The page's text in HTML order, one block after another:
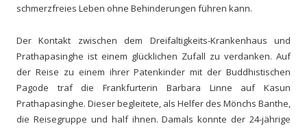
schmerzfreies Leben ohne Behinderungen führen kann.
Der Kontakt zwischen dem Dreifaltigkeits-Krankenhaus und
Prathapasinghe ist einem glücklichen Zufall zu verdanken. Auf
der Reise zu einem ihrer Patenkinder mit der Buddhistischen
Pagode traf die Frankfurterin Barbara Linne auf Kasun
Prathapasinghe. Dieser begleitete, als Helfer des Mönchs Banthe,
die Reisegruppe und half ihnen. Damals konnte der 24-jährige